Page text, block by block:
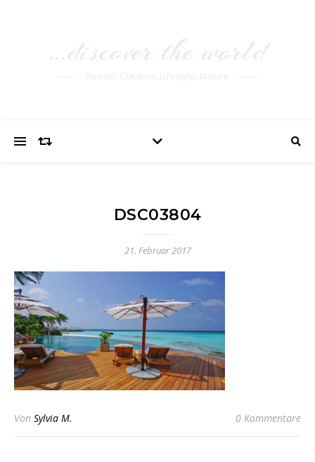
DSC03804
21. Februar 2017
Von Sylvia M. 0 Kommentare